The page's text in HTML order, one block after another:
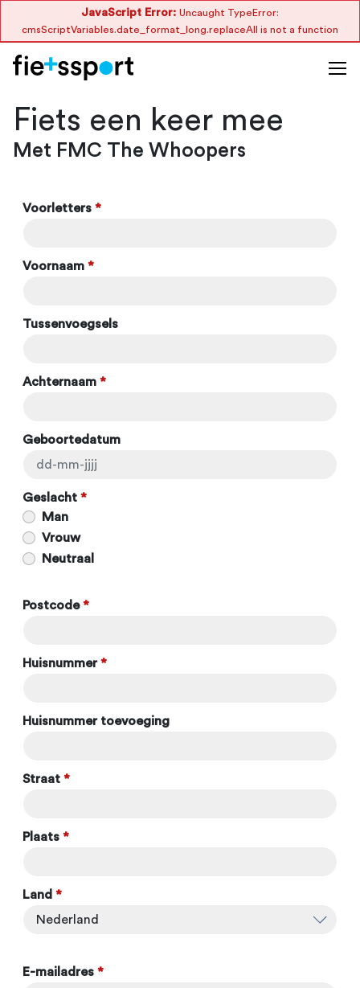
JavaScript Error: Uncaught TypeError:
cmsScriptVariables.date_format_long.replaceAll is not a function
Fiets een keer mee
Met FMC The Whoopers
Voorletters *
Voornaam *
Tussenvoegsels
Achternaam *
Geboortedatum
Geslacht *
Man
Vrouw
Neutraal
Postcode *
Huisnummer *
Huisnummer toevoeging
Straat *
Plaats *
Land *
E-mailadres *